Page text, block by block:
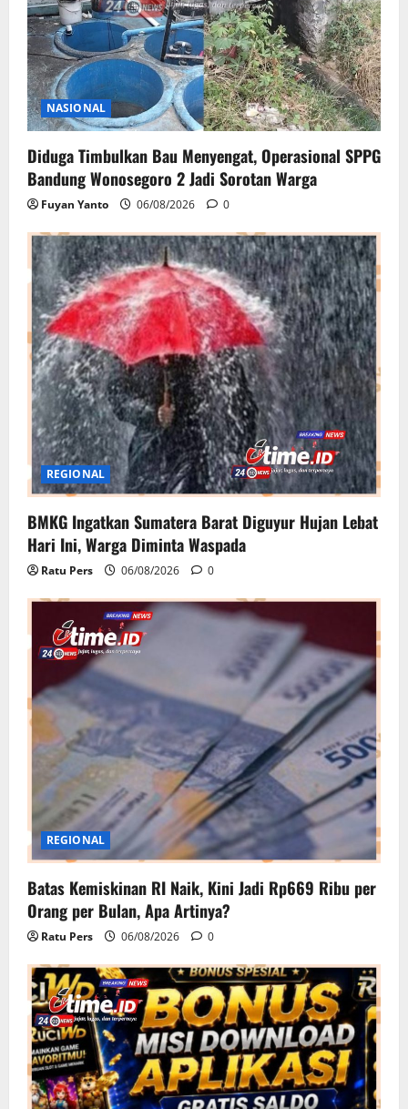
NASIONAL
Diduga Timbulkan Bau Menyengat, Operasional SPPG
Bandung Wonosegoro 2 Jadi Sorotan Warga
Fuyan Yanto 06/08/2026 0
REGIONAL
BMKG Ingatkan Sumatera Barat Diguyur Hujan Lebat
Hari Ini, Warga Diminta Waspada
Ratu Pers 06/08/2026 0
REGIONAL
Batas Kemiskinan RI Naik, Kini Jadi Rp669 Ribu per
Orang per Bulan, Apa Artinya?
Ratu Pers 06/08/2026 0